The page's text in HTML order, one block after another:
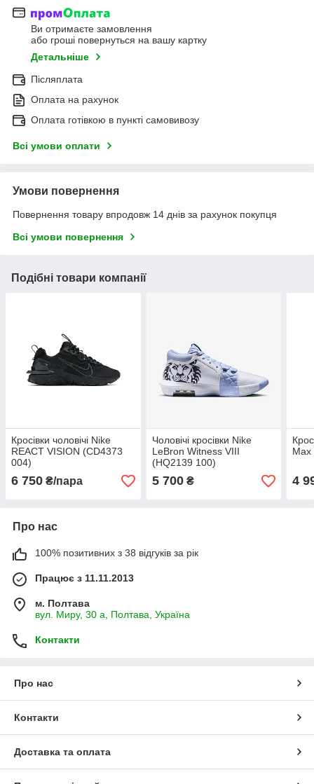
Ви отримаєте замовлення
або гроші повернуться на вашу картку
Детальніше
Післяплата
Оплата на рахунок
Оплата готівкою в пункті самовивозу
Всі умови оплати
Умови повернення
Повернення товару впродовж 14 днів за рахунок покупця
Всі умови повернення
Подібні товари компанії
Кросівки чоловічі Nike
REACT VISION (CD4373
004)
6 750 ₴/пара
Чоловічі кросівки Nike
LeBron Witness VIII
(HQ2139 100)
5 700₴
Max
4
Про нас
100% позитивних з 38 відгуків за рік
Працює з 11.11.2013
м. Полтава
вул. Миру, 30 а, Полтава, Україна
Контакти
Про нас
Контакти
Доставка та оплата